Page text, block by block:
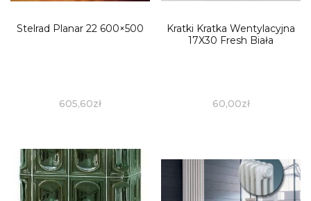
Stelrad Planar 22 600×500
605,60zł
Kratki Kratka Wentylacyjna
17X30 Fresh Biała
60,00zł